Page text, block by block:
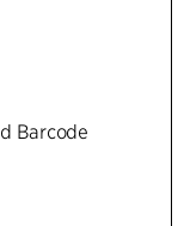
Barcode